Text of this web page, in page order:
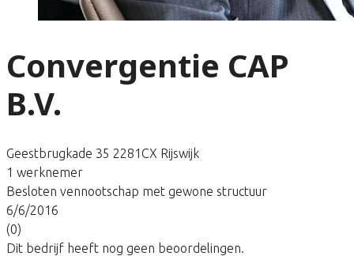
Convergentie CAP
B.V.
Geestbrugkade 35 2281CX Rijswijk
1 werknemer
Besloten vennootschap met gewone structuur
6/6/2016
(0)
Dit bedrijf heeft nog geen beoordelingen.